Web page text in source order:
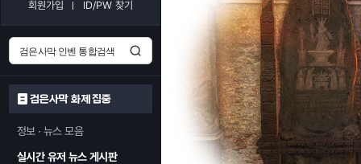
회원가입 ID/PW 찾기
검은사막 화제 집중
정보 · 뉴스 모음
실시간 유저 뉴스 게시판